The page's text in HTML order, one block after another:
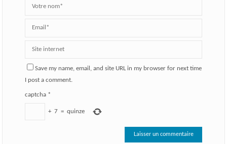
Save my name, email, and site URL in my browser for next time
I post a comment.
captcha*
+ 7 = quinze